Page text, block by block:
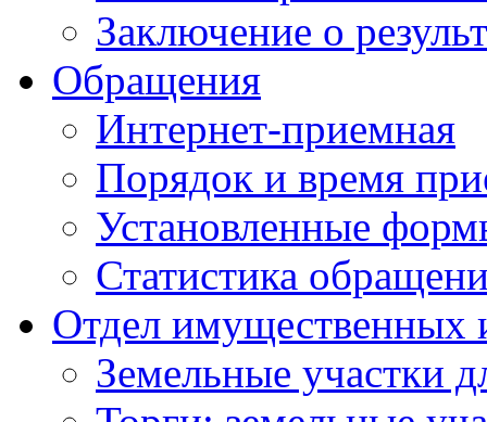
Заключение о
Обращения
Интернет-приемная
Порядок и время
Установленные
Статистика
Отдел имущественных
Земельные участки